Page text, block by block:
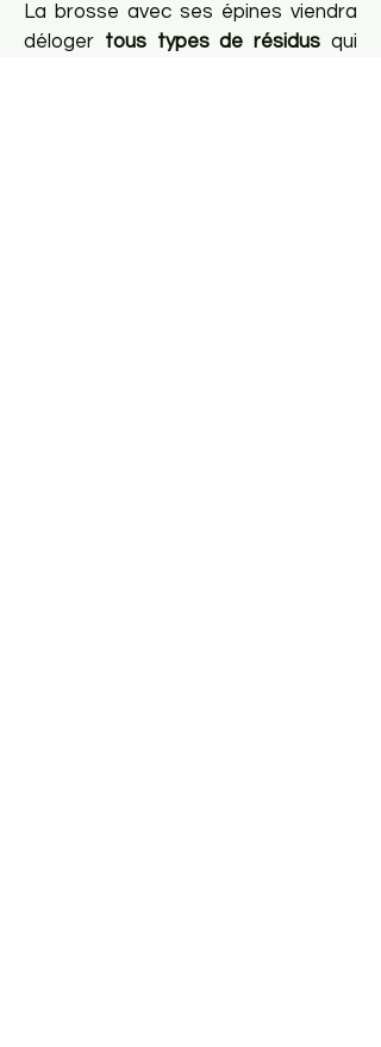
La brosse avec ses épines viendra
déloger tous types de résidus qui